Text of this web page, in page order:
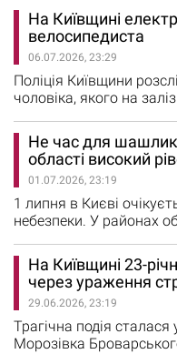
поліції Київської
вулиці Ставищанській.
водійка Nissan Rogue
напрямку Володарки. У
контроль…
На Київщині
велосипедиста
06.07.2026, 23:29
Поліція Київщини
чоловіка, якого на
попередніми даними,
Фастів, а чоловік з
забороненому для
постраждалий помер на
Білоцерківського
Не час для
області високий
01.07.2026, 23:19
1 липня в Києві
небезпеки. У районах
гідрометцентр. Своєю
гостей міста бути
природі, не розводити
цього місцях, не
пошкоджене
На Київщині 23-
через ураження
29.06.2026, 23:19
Трагічна подія сталася
Морозівка